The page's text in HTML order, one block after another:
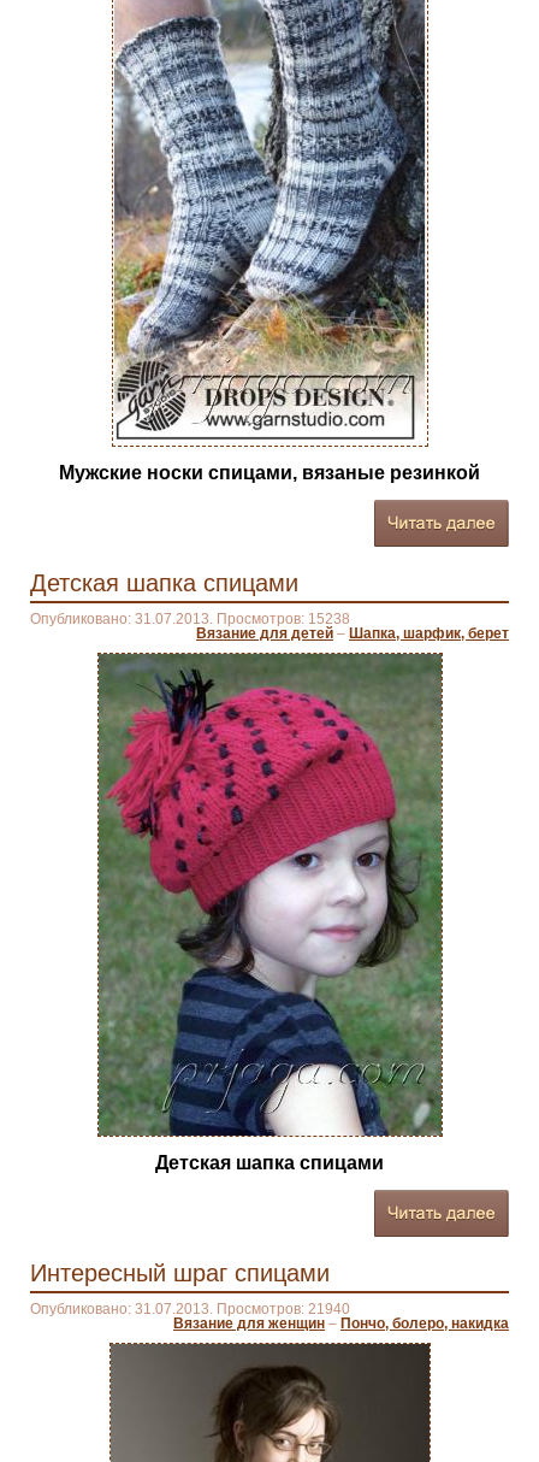
Мужские носки спицами, вязаные резинкой
Детская шапка спицами
Опубликовано: 31.07.2013. Просмотров: 15238
Вязание для детей – Шапка, шарфик, берет
Детская шапка спицами
Интересный шраг спицами
Опубликовано: 31.07.2013. Просмотров: 21940
Вязание для женщин – Пончо, болеро, накидка